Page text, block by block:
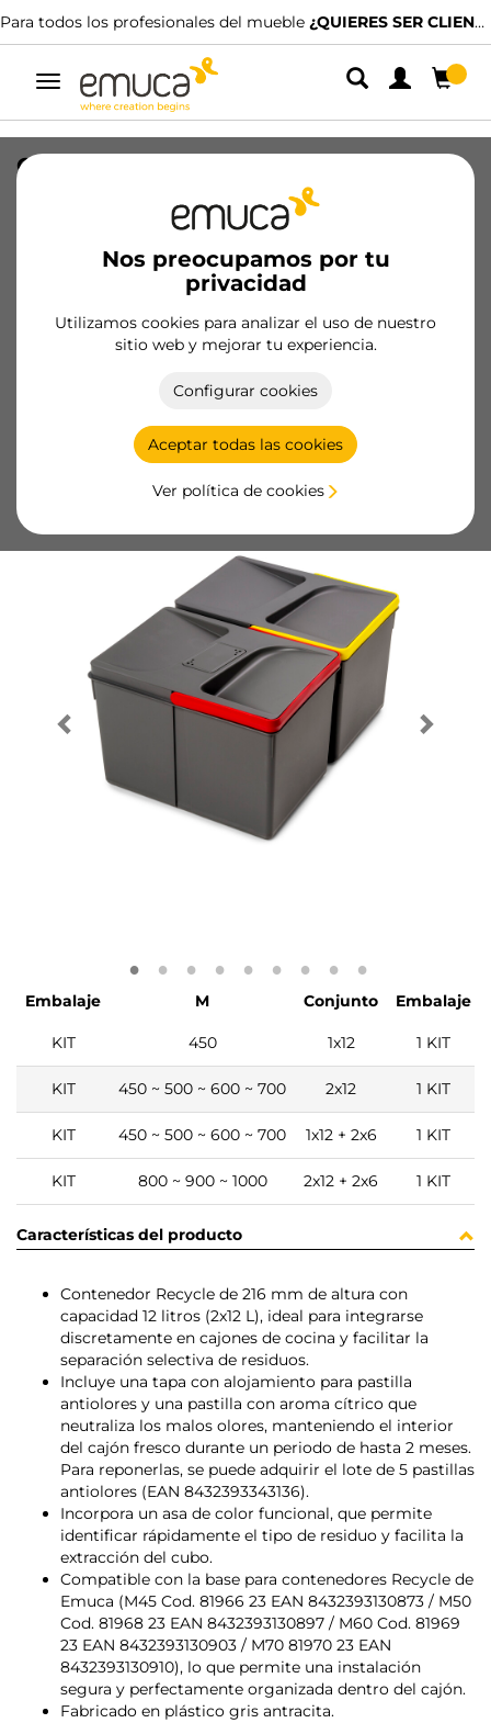
Para todos los profesionales del mueble ¿QUIERES SER CLIENTE?
Alternar
navegación
Nos preocupamos por tu
privacidad
Utilizamos cookies para analizar el uso de nuestro
sitio web y mejorar tu experiencia.
Configurar cookies
Aceptar todas las cookies
Ver política de cookies
Contenedores para cajón de cocina
Recycle con tapa anti olores, Altura
216mm, 2x12litros, Plástico gris
8432393356815
Productos esenciales
Hazte cliente
Ficha de producto
Embalaje M Conjunto Embalaje
KIT 450 1x12 1 KIT
KIT 450 ~ 500 ~ 600 ~ 700 2x12 1 KIT
KIT 450 ~ 500 ~ 600 ~ 700 1x12 + 2x6 1 KIT
KIT 800 ~ 900 ~ 1000 2x12 + 2x6 1 KIT
Características del producto
Contenedor Recycle de 216 mm de altura con
capacidad 12 litros (2x12 L), ideal para integrarse
discretamente en cajones de cocina y facilitar la
separación selectiva de residuos.
Incluye una tapa con alojamiento para pastilla
antiolores y una pastilla con aroma cítrico que
neutraliza los malos olores, manteniendo el interior
del cajón fresco durante un periodo de hasta 2 meses.
Para reponerlas, se puede adquirir el lote de 5 pastillas
antiolores (EAN 8432393343136).
Incorpora un asa de color funcional, que permite
identificar rápidamente el tipo de residuo y facilita la
extracción del cubo.
Compatible con la base para contenedores Recycle de
Emuca (M45 Cod. 81966 23 EAN 8432393130873 / M50
Cod. 81968 23 EAN 8432393130897 / M60 Cod. 81969
23 EAN 8432393130903 / M70 81970 23 EAN
8432393130910), lo que permite una instalación
segura y perfectamente organizada dentro del cajón.
Fabricado en plástico gris antracita.